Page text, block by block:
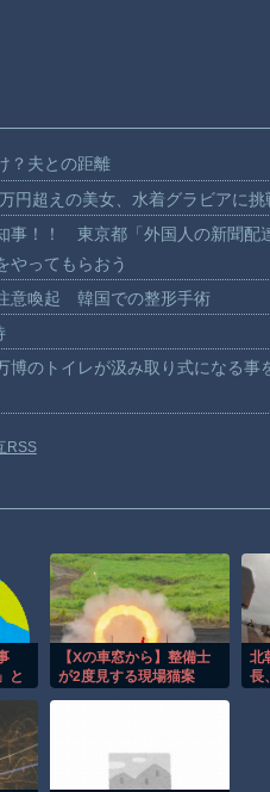
？夫との距離
円超えの美女、水着グラビアに挑
！！ 東京都「外国人の新聞配
やってもらおう
意喚起 韓国での整形手術
博のトイレが汲み取り式になる事
RSS
と
【Xの車窓から】整備士
が2度見する現場猫案
北
長